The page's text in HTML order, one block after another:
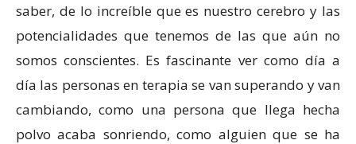
saber, de lo increíble que es nuestro cerebro y las
potencialidades que tenemos de las que aún no
somos conscientes. Es fascinante ver como día a
día las personas en terapia se van superando y van
cambiando, como una persona que llega hecha
polvo acaba sonriendo, como alguien que se ha